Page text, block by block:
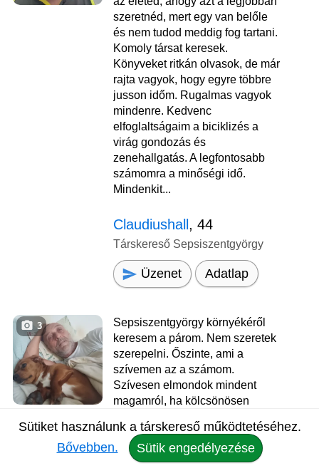
szeretnéd, mert egy van belőle
és nem tudod meddig fog tartani.
Komoly társat keresek.
Könyveket ritkán olvasok, de már
rajta vagyok, hogy egyre többre
jusson időm. Rugalmas vagyok
mindenre. Kedvenc
elfoglaltságaim a biciklizés a
virág gondozás és
zenehallgatás. A legfontosabb
számomra a minőségi idő.
Mindenkit...
Claudiushall, 44
Társkereső Sepsiszentgyörgy
Üzenet Adatlap
3
Sepsiszentgyörgy környékéről
keresem a párom. Nem szeretek
szerepelni. Őszinte, ami a
szívemen az a számom.
Szívesen elmondok mindent
magamról, ha kölcsönösen
Romantikus de határozott.
Szeretnék egy olyan boldog,
harmónikus kapcsolatban élni,
Sütiket használunk a társkereső működtetéséhez.
Bővebben.
Sütik engedélyezése